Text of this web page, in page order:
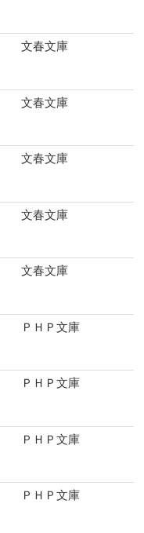
文春文庫
文春文庫
文春文庫
文春文庫
文春文庫
ＰＨＰ文庫
ＰＨＰ文庫
ＰＨＰ文庫
ＰＨＰ文庫